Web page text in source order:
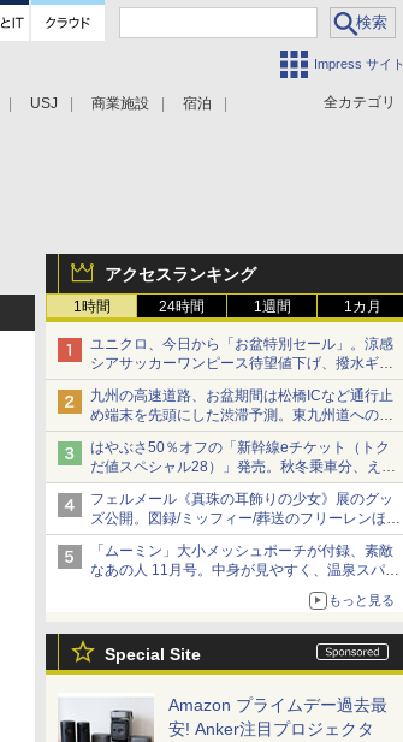
Impress サイト
全カテゴリ
USJ 商業施設 宿泊
アクセスランキング
1時間 24時間 1週間 1カ月
ユニクロ、今日から「お盆特別セール」。涼感
シアサッカーワンピース待望値下げ、撥水ギア
ショーツは1990円に
九州の高速道路、お盆期間は松橋ICなど通行止
め端末を先頭にした渋滞予測。東九州道への迂
回は料金調整を実施
はやぶさ50％オフの「新幹線eチケット（トク
だ値スペシャル28）」発売。秋冬乗車分、えき
ねっと限定
フェルメール《真珠の耳飾りの少女》展のグッ
ズ公開。図録/ミッフィー/葬送のフリーレンほ
か、注目ブランドコラボが実現
「ムーミン」大小メッシュポーチが付録、素敵
なあの人 11月号。中身が見やすく、温泉スパに
もっと見る
Special Site
Amazon プライムデー過去最
安! Anker注目プロジェクタ